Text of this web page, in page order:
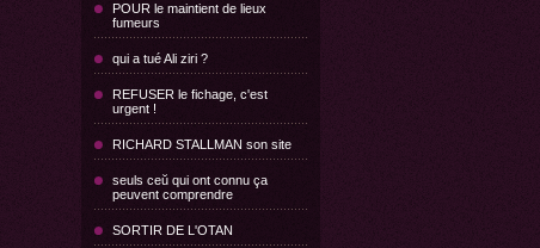
POUR le maintient de lieux
fumeurs
qui a tué Ali ziri ?
REFUSER le fichage, c'est
urgent !
RICHARD STALLMAN son site
seuls ceŭ qui ont connu ça
peuvent comprendre
SORTIR DE L'OTAN